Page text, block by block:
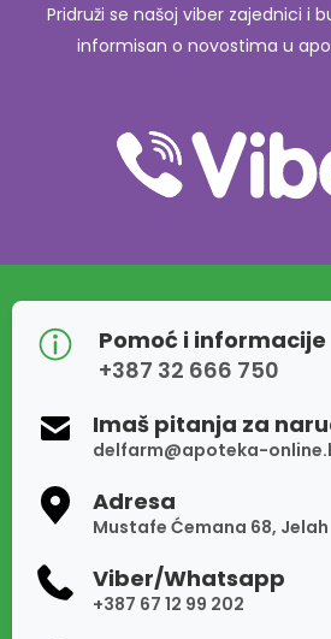
Pridruži se našoj viber zajednici i
informisan o novostima u
Pomoć i informacije
+387 32 666 750
Imaš pitanja za
delfarm@apoteka-
Adresa
Mustafe Ćemana 68, Jelah
Viber/Whatsapp
+387 67 12 99 202